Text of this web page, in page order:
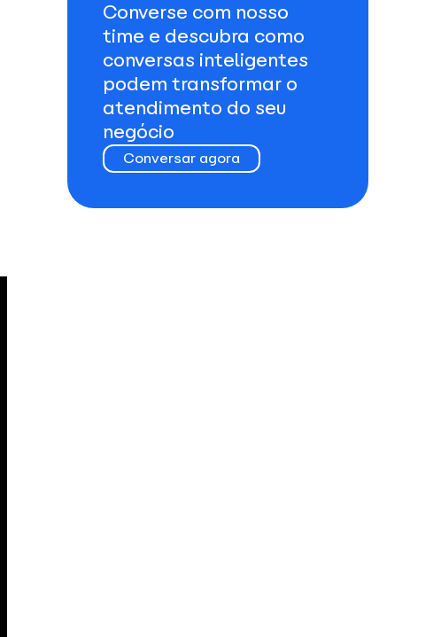
Converse com nosso
time e descubra como
conversas inteligentes
podem transformar o
atendimento do seu
negócio
Conversar agora